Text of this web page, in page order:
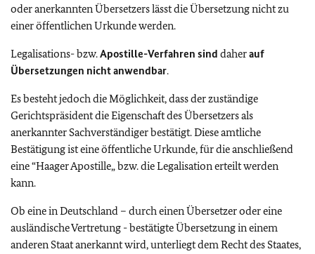
oder anerkannten Übersetzers lässt die Übersetzung nicht zu
einer öffentlichen Urkunde werden.
Legalisations- bzw.Apostille-Verfahren sind daherauf
Übersetzungen nicht anwendbar.
Es besteht jedoch die Möglichkeit, dass der zuständige
Gerichtspräsident die Eigenschaft des Übersetzers als
anerkannter Sachverständiger bestätigt. Diese amtliche
Bestätigung ist eine öffentliche Urkunde, für die anschließend
eine “Haager Apostille„ bzw. die Legalisation erteilt werden
kann.
Ob eine in Deutschland – durch einen Übersetzer oder eine
ausländische Vertretung - bestätigte Übersetzung in einem
anderen Staat anerkannt wird, unterliegt dem Recht des Staates,